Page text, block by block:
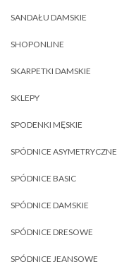
SANDAŁU DAMSKIE
SHOPONLINE
SKARPETKI DAMSKIE
SKLEPY
SPODENKI MĘSKIE
SPÓDNICE ASYMETRYCZNE
SPÓDNICE BASIC
SPÓDNICE DAMSKIE
SPÓDNICE DRESOWE
SPÓDNICE JEANSOWE